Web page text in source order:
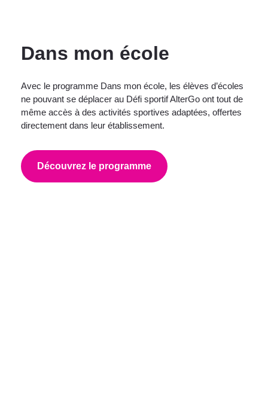
Dans mon école
Avec le programme Dans mon école, les élèves d’écoles
ne pouvant se déplacer au Défi sportif AlterGo ont tout de
même accès à des activités sportives adaptées, offertes
directement dans leur établissement.
Découvrez le programme